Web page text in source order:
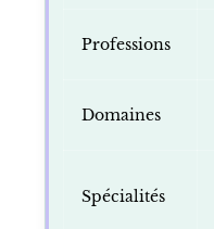
Professions
Domaines
Spécialités